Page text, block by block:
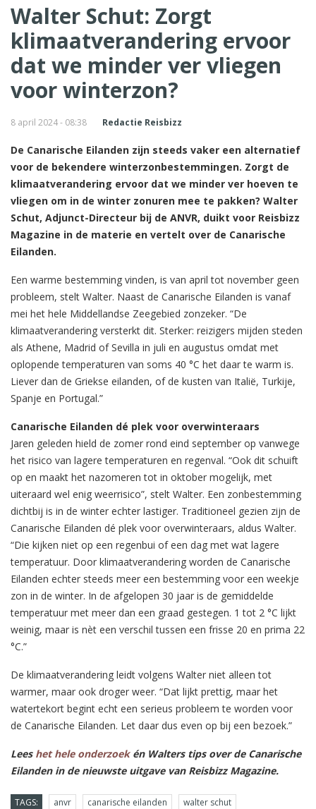
Walter Schut: Zorgt
klimaatverandering ervoor
dat we minder ver vliegen
voor winterzon?
8 april 2024 - 08:38 Redactie Reisbizz
De Canarische Eilanden zijn steeds vaker een alternatief
voor de bekendere winterzonbestemmingen. Zorgt de
klimaatverandering ervoor dat we minder ver hoeven te
vliegen om in de winter zonuren mee te pakken? Walter
Schut, Adjunct-Directeur bij de ANVR, duikt voor Reisbizz
Magazine in de materie en vertelt over de Canarische
Eilanden.
Een warme bestemming vinden, is van april tot november geen
probleem, stelt Walter. Naast de Canarische Eilanden is vanaf
mei het hele Middellandse Zeegebied zonzeker. “De
klimaatverandering versterkt dit. Sterker: reizigers mijden steden
als Athene, Madrid of Sevilla in juli en augustus omdat met
oplopende temperaturen van soms 40 °C het daar te warm is.
Liever dan de Griekse eilanden, of de kusten van Italië, Turkije,
Spanje en Portugal.”
Canarische Eilanden dé plek voor overwinteraars
Jaren geleden hield de zomer rond eind september op vanwege
het risico van lagere temperaturen en regenval. “Ook dit schuift
op en maakt het nazomeren tot in oktober mogelijk, met
uiteraard wel enig weerrisico”, stelt Walter. Een zonbestemming
dichtbij is in de winter echter lastiger. Traditioneel gezien zijn de
Canarische Eilanden dé plek voor overwinteraars, aldus Walter.
“Die kijken niet op een regenbui of een dag met wat lagere
temperatuur. Door klimaatverandering worden de Canarische
Eilanden echter steeds meer een bestemming voor een weekje
zon in de winter. In de afgelopen 30 jaar is de gemiddelde
temperatuur met meer dan een graad gestegen. 1 tot 2 °C lijkt
weinig, maar is nèt een verschil tussen een frisse 20 en prima 22
°C.”
De klimaatverandering leidt volgens Walter niet alleen tot
warmer, maar ook droger weer. “Dat lijkt prettig, maar het
watertekort begint echt een serieus probleem te worden voor
de Canarische Eilanden. Let daar dus even op bij een bezoek.”
Lees het hele onderzoekén Walters tips over de Canarische
Eilanden in de nieuwste uitgave van Reisbizz Magazine.
TAGS: anvr canarische eilanden walter schut